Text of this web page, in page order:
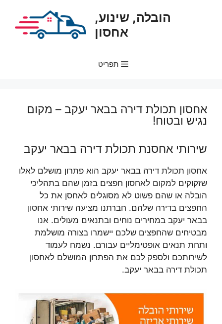
הובלה, שינוע,
אחסון
תפריט
אחסון תכולת דירה בבאר יעקב – מקום
נגיש ובטוח!
שירותי אחסנת תכולת דירה בבאר יעקב
אחסון תכולת דירה בבאר יעקב הוא פתרון מושלם לאלו
שזקוקים למקום לאחסון חפצים בזמן שהם בתהליכי
הובלה או שהם פשוט לא מסוגלים לאחסן את כל
החפצים בדירה שלהם. חברתנו מציעה שירותי אחסון
בבאר יעקב במחירים נוחים ובתנאים מעולים. אנו
מבטיחים שהחפצים שלכם יישמרו בצורה מושלמת
ותחת תנאים אופטימליים עבורם. נשמח לעמוד
לשירותכם ולספק לכם את הפתרון המושלם לאחסון
תכולת דירה בבאר יעקב.